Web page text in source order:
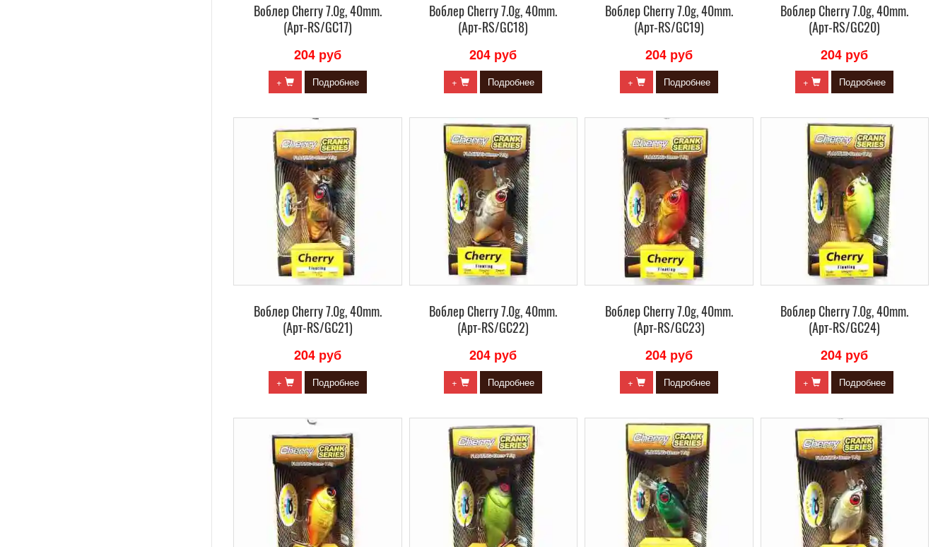
Воблер Сherry 7.0g, 40mm.
(Арт-RS/GC17)
204 руб
+ Подробнее
Воблер Сherry 7.0g, 40mm.
(Арт-RS/GC18)
204 руб
+ Подробнее
Воблер Сherry 7.0g, 40mm.
(Арт-RS/GC19)
204 руб
+ Подробнее
Воблер Сherry 7.0g, 40mm.
(Арт-RS/GC20)
204 руб
+ Подробнее
Воблер Сherry 7.0g, 40mm.
(Арт-RS/GC21)
204 руб
+ Подробнее
Воблер Сherry 7.0g, 40mm.
(Арт-RS/GC22)
204 руб
+ Подробнее
Воблер Сherry 7.0g, 40mm.
(Арт-RS/GC23)
204 руб
+ Подробнее
Воблер Сherry 7.0g, 40mm.
(Арт-RS/GC24)
204 руб
+ Подробнее